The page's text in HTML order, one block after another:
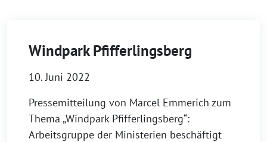
Windpark Pfifferlingsberg
10. Juni 2022
Pressemitteilung von Marcel Emmerich zum
Thema „Windpark Pfifferlingsberg“:
Arbeitsgruppe der Ministerien beschäftigt